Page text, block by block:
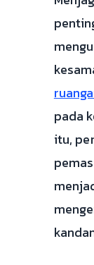
pada
itu,